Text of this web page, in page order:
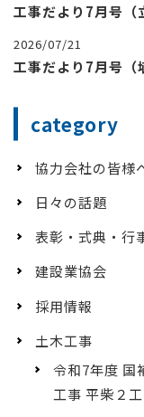
工事だより7月号（
2026/07/21
工事だより7月号（
category
協力会社の皆様
日々の話題
表彰・式典・行
建設業協会
採用情報
土木工事
令和7年度 国
工事 平柴２